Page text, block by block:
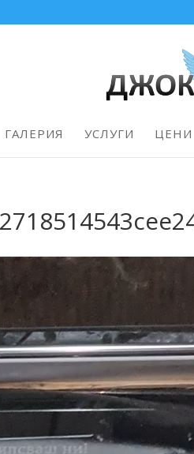
ГАЛЕРИЯ УСЛУГИ ЦЕНИ